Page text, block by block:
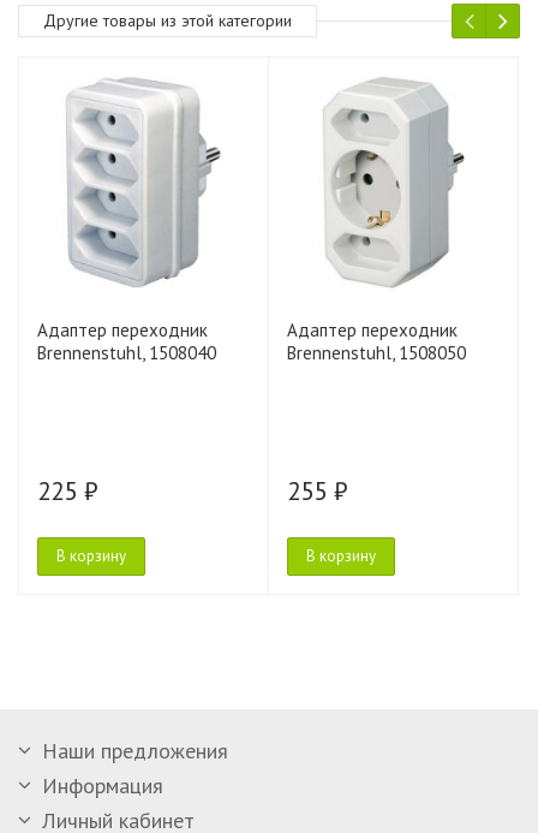
Другие товары из этой категории
Адаптер переходник
Brennenstuhl, 1508040
225 ₽
В корзину
Адаптер переходник
Brennenstuhl, 1508050
255 ₽
В корзину
Наши предложения
Информация
Личный кабинет